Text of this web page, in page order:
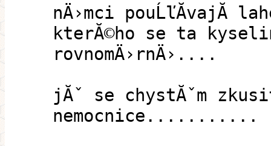
nÄ›mci pouĹľĂ­vajĂ­
kterĂ©ho se ta
rovnomÄ›rnÄ›....
jĂˇ se chystĂˇm
nemocnice...........